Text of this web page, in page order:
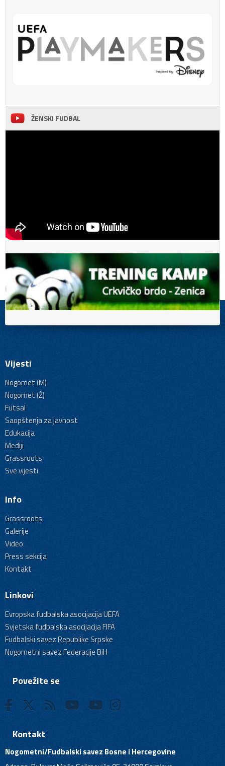
ŽENSKI FUDBAL
Vijesti
Nogomet (M)
Nogomet (Ž)
Futsal
Saopštenja za javnost
Edukacija
Mediji
Grassroots
Sve vijesti
Info
Grassroots
Galerije
Video
Press sekcija
Kontakt
Linkovi
Evropska fudbalska asocijacija UEFA
Svjetska fudbalska asocijacija FIFA
Fudbalski savez Republike Srpske
Nogometni savez Federacije BiH
Povežite se
Kontakt
Nogometni/Fudbalski savez Bosne i Hercegovine